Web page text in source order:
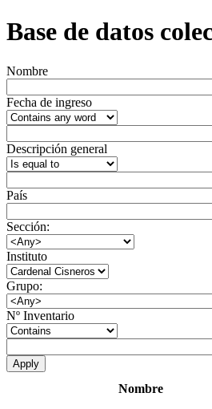
Base de datos
Nombre
Fecha de ingreso
Descripción general
País
Sección:
Instituto
Grupo:
Nº Inventario
Nombre